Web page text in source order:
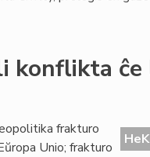
konflikta ĉe
frakturo
Unio; frakturo